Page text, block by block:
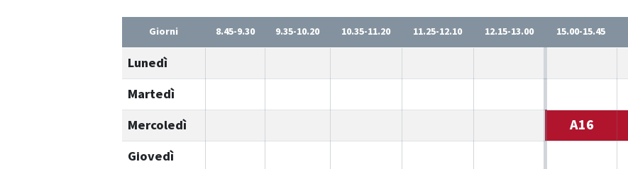
Giorni 8.45-9.30 9.35-10.20 10.35-11.20 11.25-12.10 12.15-13.00 15.00-15.45
Lunedì
Martedì
Mercoledì
A16
Giovedì